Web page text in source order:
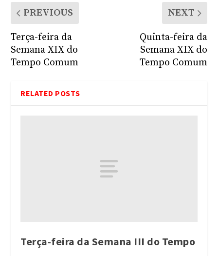
PREVIOUS
Terça-feira da
Semana XIX do
Tempo Comum
NEXT
Quinta-feira da
Semana XIX do
Tempo Comum
RELATED POSTS
Terça-feira da Semana III do Tempo